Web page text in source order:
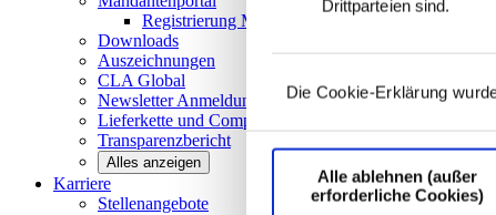
Drittparteien sind.
Die Cookie-Erklärung
Alle ablehnen (außer
erforderliche Cookies)
Registrierung Mandantenportal
Downloads
Auszeichnungen
CLA Global
NewsletterAnmeldung
Lieferkette und Compliance
Transparenzbericht
Alles anzeigen
Karriere
Stellenangebote